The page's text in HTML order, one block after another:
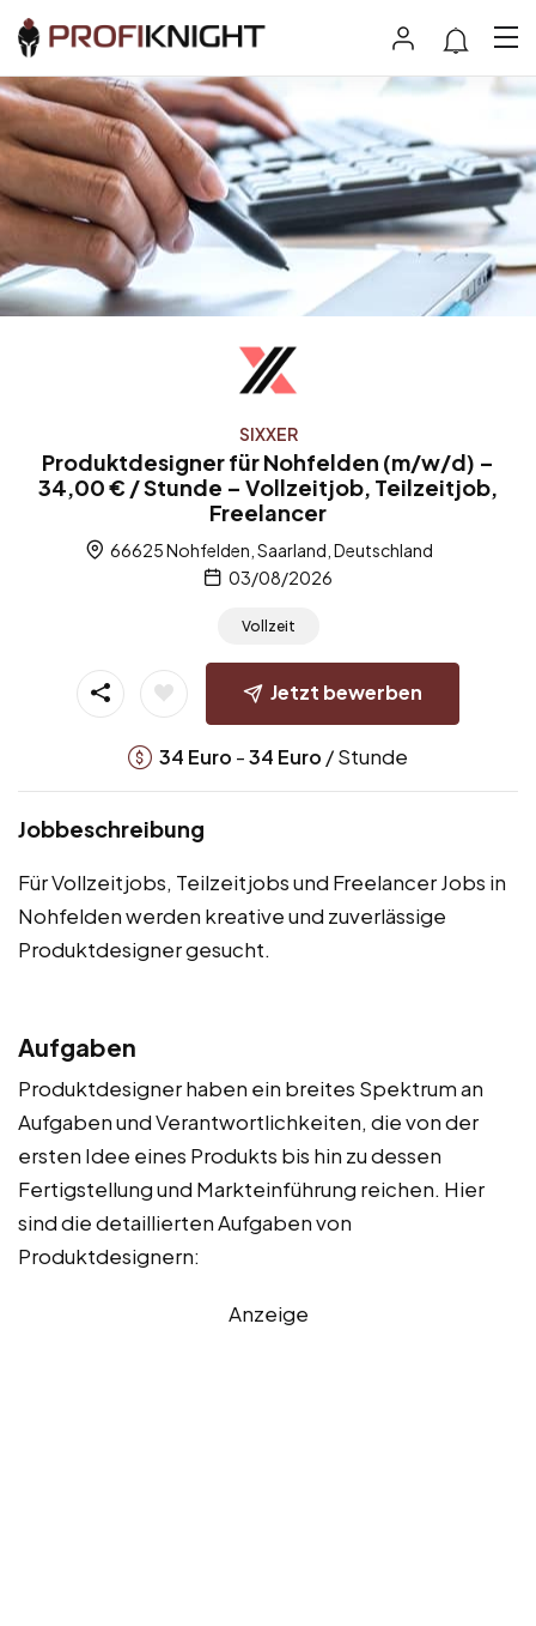
SIXXER
Produktdesigner für Nohfelden (m/w/d) –
34,00 € / Stunde – Vollzeitjob, Teilzeitjob,
Freelancer
66625 Nohfelden, Saarland, Deutschland
03/08/2026
Vollzeit
Jetzt bewerben
34 Euro -34 Euro / Stunde
Jobbeschreibung
Für Vollzeitjobs, Teilzeitjobs und Freelancer Jobs in
Nohfelden werden kreative und zuverlässige
Produktdesigner gesucht.
Aufgaben
Produktdesigner haben ein breites Spektrum an
Aufgaben und Verantwortlichkeiten, die von der
ersten Idee eines Produkts bis hin zu dessen
Fertigstellung und Markteinführung reichen. Hier
sind die detaillierten Aufgaben von
Produktdesignern:
Anzeige